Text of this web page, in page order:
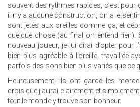
souvent des rythmes rapides, c’est pour
il n’y a aucune construction, on a le
sont jetés aux oreilles comme ça, et
quelque chose (au final on entend rien).
nouveau joueur, je lui dirai d’opter pour
bien plus agréable à l’oreille, travaillée
parfois des sons bien plus variés que ce
Heureusement, ils ont gardé les
crois que j’aurai clairement et
tout le monde y trouve son bonheur.